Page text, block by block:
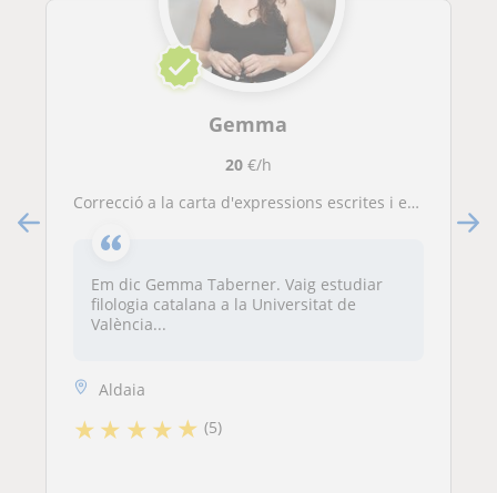
Gemma
20€/h
Correcció a la carta d'expressions escrites i expressions orals
Em dic Gemma Taberner. Vaig estudiar
filologia catalana a la Universitat de
València...
Aldaia
★★ ★★★ (5)